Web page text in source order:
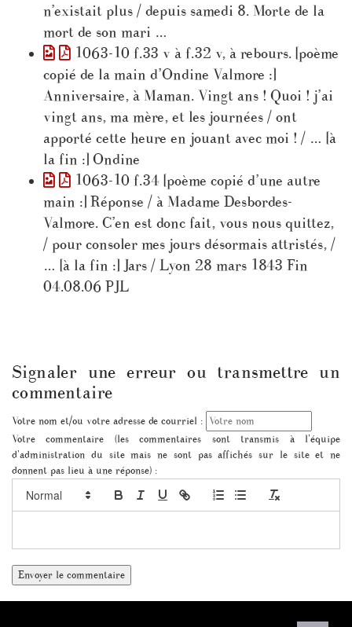
n’existait plus / depuis samedi 8. Morte de la
mort de son mari …
1063-10 f.33 v à f.32 v, à rebours. [poème
copié de la main d’Ondine Valmore :]
Anniversaire, à Maman. Vingt ans ! Quoi ! j’ai
vingt ans, ma mère, et les journées / ont
apporté cette heure en jouant avec moi ! / … [à
la fin :] Ondine
1063-10 f.34 [poème copié d’une autre
main :] Réponse / à Madame Desbordes-
Valmore. C’en est donc fait, vous nous quittez,
/ pour consoler mes jours désormais attristés, /
… [à la fin :] Jars / Lyon 28 mars 1843 Fin
04.08.06 PJL
Signaler une erreur ou transmettre un
commentaire
Votre nom et/ou votre adresse de courriel :
Votre commentaire (les commentaires sont transmis à l'équipe
d'administration du site mais ne sont pas affichés sur le site et ne
donnent pas lieu à une réponse) :